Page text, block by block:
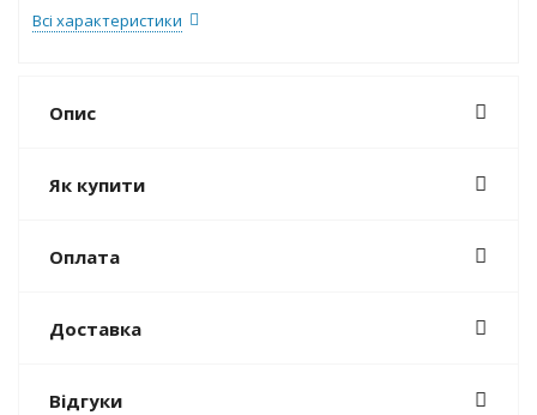
Всі характеристики
Опис
Як купити
Оплата
Доставка
Відгуки